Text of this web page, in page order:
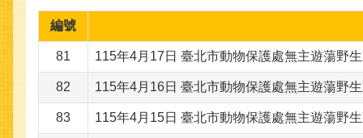
編號
81 115年4月17日 臺北市動物保護處無主遊蕩野
82 115年4月16日 臺北市動物保護處無主遊蕩野
83 115年4月15日 臺北市動物保護處無主遊蕩野